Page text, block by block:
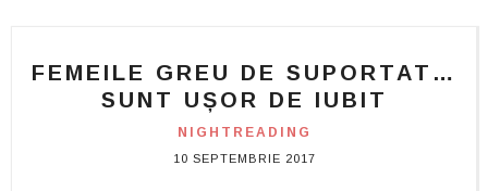
FEMEILE GREU DE SUPORTAT…
SUNT UȘOR DE IUBIT
NIGHTREADING
10 SEPTEMBRIE 2017